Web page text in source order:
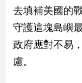
／
電
影
薦
科
去填補美國的
守護這塊島嶼
政府應對不易
慮。